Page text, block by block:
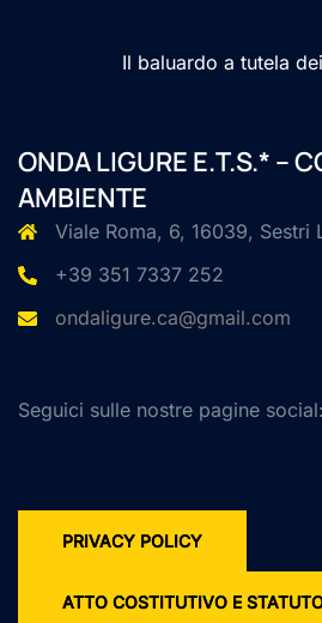
Il baluardo a tutela
ONDA LIGURE E.T.S.* –
AMBIENTE
Viale Roma, 6, 16039, Sestri
+39 351 7337 252
ondaligure.ca@gmail.com
Seguici sulle nostre pagine social:
PRIVACY POLICY
ATTO COSTITUTIVO E